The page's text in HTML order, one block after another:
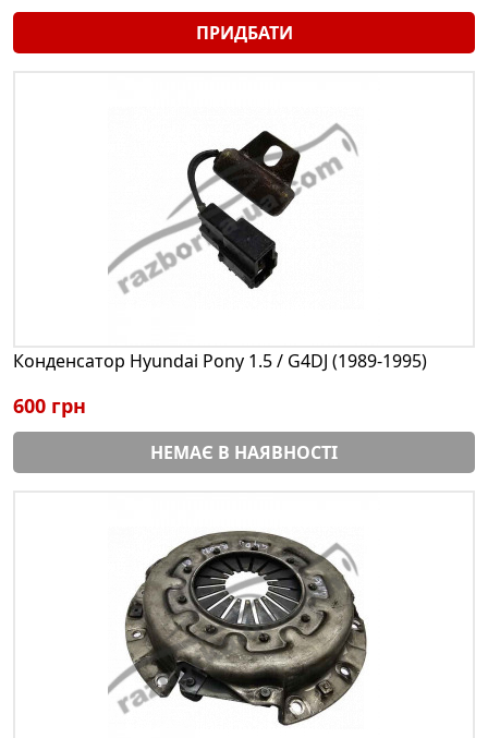
ПРИДБАТИ
Конденсатор Hyundai Pony 1.5 / G4DJ (1989-1995)
600 грн
НЕМАЄ В НАЯВНОСТІ